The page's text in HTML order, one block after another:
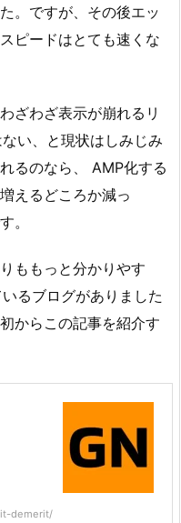
。ですが、その後エッ
ピードはとても速くな
ざわざ表示が崩れるリ
い、と現状はしみじみ
るのなら、 AMP化する
えるどころか減っ
。
ももっと分かりやす
るブログがありました
からこの記事を紹介す
demerit/